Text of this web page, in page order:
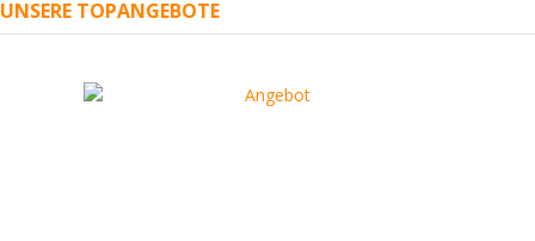
UNSERE TOPANGEBOTE